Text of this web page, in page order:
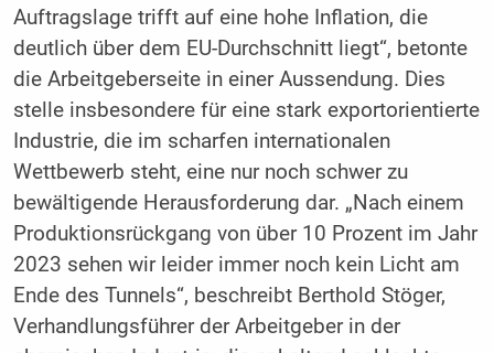
Auftragslage trifft auf eine hohe Inflation, die
deutlich über dem EU-Durchschnitt liegt“, betonte
die Arbeitgeberseite in einer Aussendung. Dies
stelle insbesondere für eine stark exportorientierte
Industrie, die im scharfen internationalen
Wettbewerb steht, eine nur noch schwer zu
bewältigende Herausforderung dar. „Nach einem
Produktionsrückgang von über 10 Prozent im Jahr
2023 sehen wir leider immer noch kein Licht am
Ende des Tunnels“, beschreibt Berthold Stöger,
Verhandlungsführer der Arbeitgeber in der